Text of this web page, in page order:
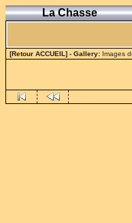
La Chasse
[Retour ACCUEIL] - Gallery: Images